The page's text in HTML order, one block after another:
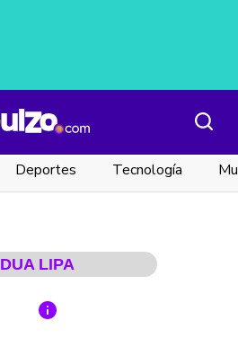
Deportes Tecnología
DUA LIPA